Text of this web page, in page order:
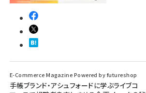
E-Commerce Magazine Powered by futureshop
手帳ブランド・アシュフォードに学ぶライブコ